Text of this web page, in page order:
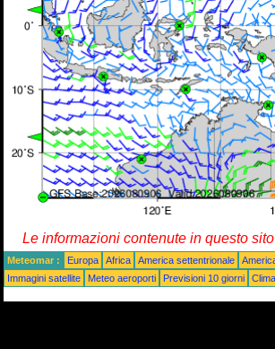
Le informazioni contenute in questo
Meteomar : Europa Africa America settentrionale
Immagini satellite
Meteo aeroporti Previsioni 10 giorni Clima